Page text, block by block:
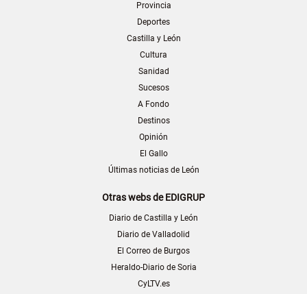
Provincia
Deportes
Castilla y León
Cultura
Sanidad
Sucesos
A Fondo
Destinos
Opinión
El Gallo
Últimas noticias de León
Otras webs de EDIGRUP
Diario de Castilla y León
Diario de Valladolid
El Correo de Burgos
Heraldo-Diario de Soria
CyLTV.es